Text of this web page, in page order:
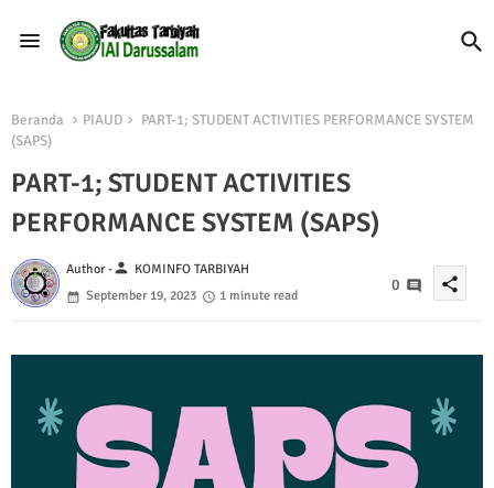
Beranda PIAUD
PART-1; STUDENT ACTIVITIES PERFORMANCE SYSTEM
(SAPS)
PART-1; STUDENT ACTIVITIES
PERFORMANCE SYSTEM (SAPS)
Author -person KOMINFO TARBIYAH
September 19, 2023
1 minute read
0 share